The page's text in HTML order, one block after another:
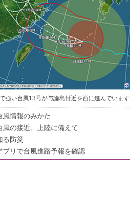
強い台風13号が与論島付近を西に進んでいます
風情報のみかた
風の接近、上陸に備えて
る防災
プリで台風進路予報を確認